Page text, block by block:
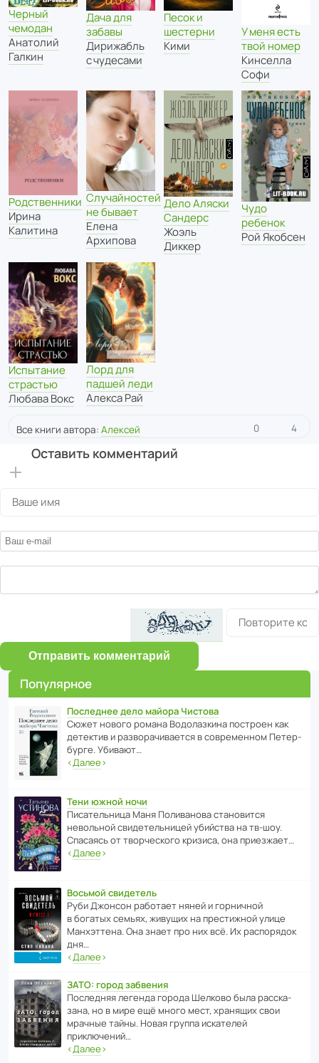
Черный
чемодан
Анатолий
Галкин
Дача для
забавы
Дирижабль
с чудесами
Песок и
шестерни
Кими
У меня есть
твой номер
Кинселла
Софи
Родственники
Ирина
Калитина
Случайностей
не бывает
Елена
Архипова
Дело Аляски
Сандерс
Жоэль
Диккер
Чудо
ребенок
Рой Якобсен
Испытание
страстью
Любава Вокс
Лорд для
падшей леди
Алекса Рай
Все книги автора: Алексей 0 4
Оставить комментарий
Отправить комментарий
Популярное
Последнее дело майора Чистова
Сюжет нового романа Водо­ла­з­кина пост­роен как
дете­ктив и разво­ра­чи­ва­ется в совре­менном Пете­р­
бурге. Убивают…
‹Далее›
Тени южной ночи
Писа­тель­ница Маня Поли­ва­нова стано­вится
невольной свиде­тель­ницей убийства на тв-шоу.
Спасаясь от твор­че­с­кого кризиса, она приезжает…
‹Далее›
Восьмой свидетель
Руби Джонсон рабо­тает няней и горни­чной
в богатых семьях, живущих на прес­ти­жной улице
Манх­эт­тена. Она знает про них всё. Их распо­рядок
дня…
‹Далее›
ЗАТО: город забвения
После­дняя легенда города Шелково была расска­
зана, но в мире ещё много мест, хранящих свои
мрачные тайны. Новая группа иска­телей
приключений…
‹Далее›